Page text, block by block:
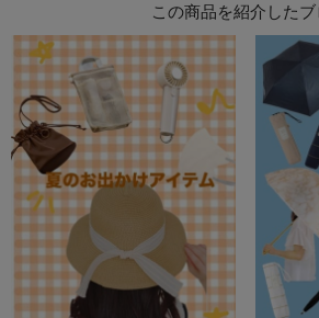
この商品を紹介した